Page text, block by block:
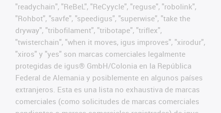
"readychain", "ReBeL", "ReCyycle", "reguse", "robolink",
"Rohbot", "savfe", "speedigus", "superwise", "take the
dryway", "tribofilament", "tribotape", "triflex",
"twisterchain", "when it moves, igus improves", "xirodur",
"xiros" y "yes" son marcas comerciales legalmente
protegidas de igus® GmbH/Colonia en la República
Federal de Alemania y posiblemente en algunos países
extranjeros. Esta es una lista no exhaustiva de marcas
comerciales (como solicitudes de marcas comerciales